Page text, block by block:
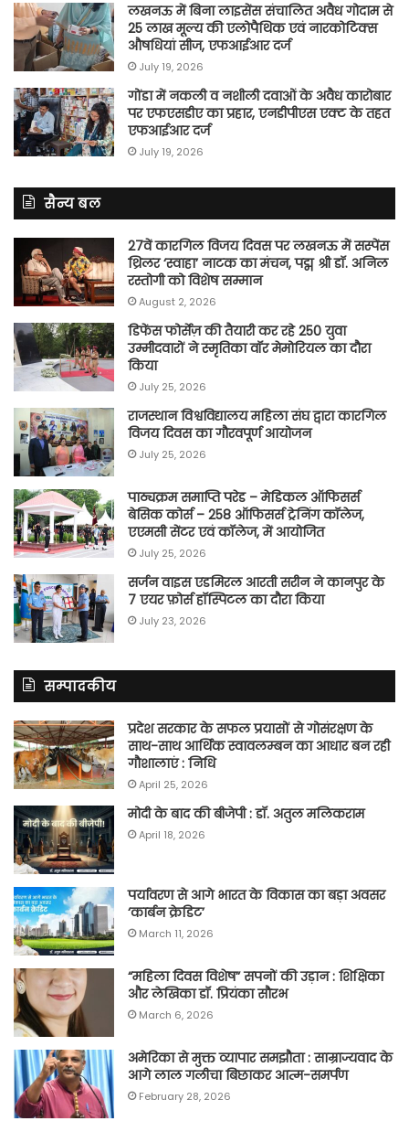
लखनऊ में बिना लाइसेंस संचालित अवैध गोदाम से
25 लाख मूल्य की एलोपैथिक एवं नारकोटिक्स
औषधियां सीज, एफआईआर दर्ज
July 19, 2026
गोंडा में नकली व नशीली दवाओं के अवैध कारोबार
पर एफएसडीए का प्रहार, एनडीपीएस एक्ट के तहत
एफआईआर दर्ज
July 19, 2026
सैन्य बल
27वें कारगिल विजय दिवस पर लखनऊ में सस्पेंस
थ्रिलर ‘स्वाहा’ नाटक का मंचन, पद्म श्री डॉ. अनिल
रस्तोगी को विशेष सम्मान
August 2, 2026
डिफेंस फोर्सेज़ की तैयारी कर रहे 250 युवा
उम्मीदवारों ने स्मृतिका वॉर मेमोरियल का दौरा
किया
July 25, 2026
राजस्थान विश्वविद्यालय महिला संघ द्वारा कारगिल
विजय दिवस का गौरवपूर्ण आयोजन
July 25, 2026
पाठ्यक्रम समाप्ति परेड – मेडिकल ऑफिसर्स
बेसिक कोर्स – 258 ऑफिसर्स ट्रेनिंग कॉलेज,
एएमसी सेंटर एवं कॉलेज, में आयोजित
July 25, 2026
सर्जन वाइस एडमिरल आरती सरीन ने कानपुर के
7 एयर फ़ोर्स हॉस्पिटल का दौरा किया
July 23, 2026
सम्पादकीय
प्रदेश सरकार के सफल प्रयासों से गोसंरक्षण के
साथ-साथ आर्थिक स्वावलम्बन का आधार बन रही
गौशालाएं : निधि
April 25, 2026
मोदी के बाद की बीजेपी : डॉ. अतुल मलिकराम
April 18, 2026
पर्यावरण से आगे भारत के विकास का बड़ा अवसर
‘कार्बन क्रेडिट’
March 11, 2026
“महिला दिवस विशेष” सपनों की उड़ान : शिक्षिका
और लेखिका डॉ. प्रियंका सौरभ
March 6, 2026
अमेरिका से मुक्त व्यापार समझौता : साम्राज्यवाद के
आगे लाल गलीचा बिछाकर आत्म-समर्पण
February 28, 2026